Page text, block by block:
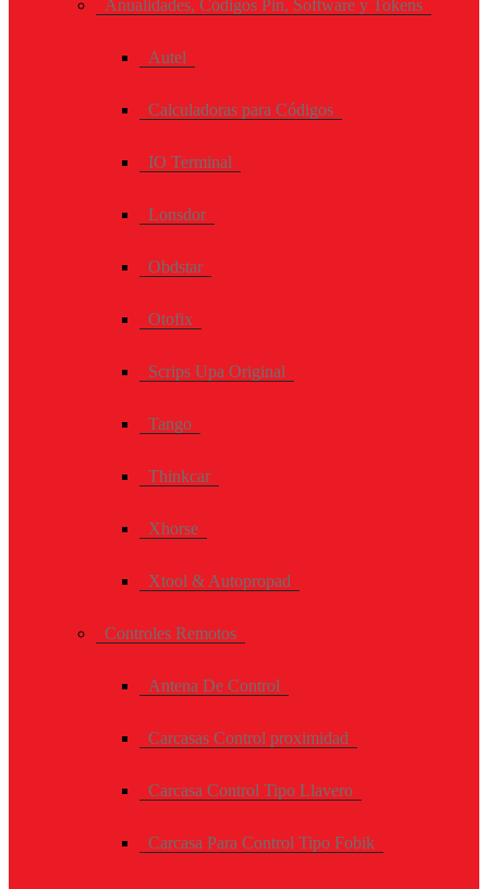
Anualidades, Códigos Pin, Software y Tokens
Autel
Calculadoras para Códigos
IO Terminal
Lonsdor
Obdstar
Otofix
Scrips Upa Original
Tango
Thinkcar
Xhorse
Xtool & Autopropad
Controles Remotos
Antena De Control
Carcasas Control proximidad
Carcasa Control Tipo Llavero
Carcasa Para Control Tipo Fobik